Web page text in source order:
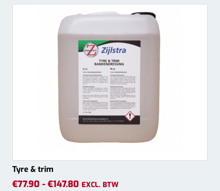
Tyre & trim
€77.90 - €147.80 EXCL. BTW